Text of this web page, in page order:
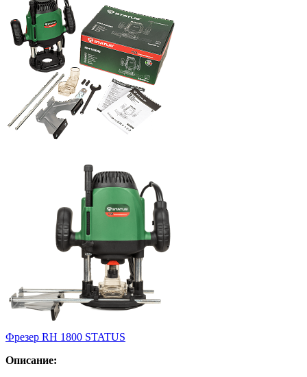
Фрезер RH 1800 STATUS
Описание: